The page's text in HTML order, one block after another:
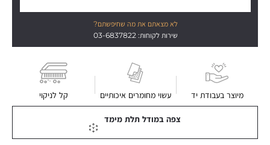
מיוצר בעבודת יד עשוי מחומרים איכותיים קל לניקוי
לא מצאתם את מה שחיפשתם?
שירות לקוחות: 03-6837822
צפה במודל תלת מימד